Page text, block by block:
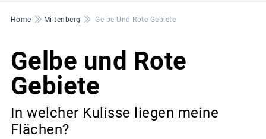
Pfadnavigation
Home Miltenberg Gelbe Und Rote Gebiete
Gelbe und Rote
Gebiete
In welcher Kulisse liegen meine
Flächen?